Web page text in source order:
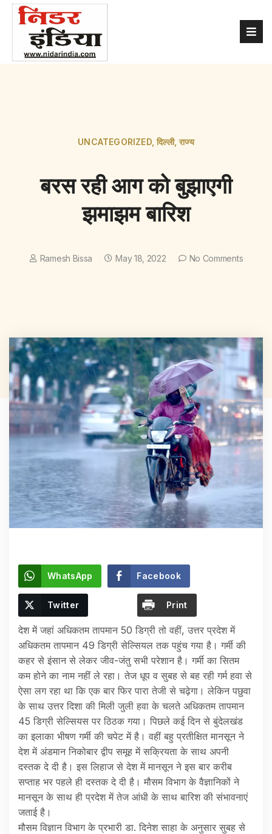
UNCATEGORIZED,दिल्ली,राज्य
बरस रही आग को बुझाएगी
झमाझम बारिश
Ramesh Bissa May 18, 2022 No Comments
WhatsApp Facebook
Twitter Print
देश में जहां अधिकतम तापमान 50 डिग्री तो वहीं, उत्तर प्रदेश में
अधिकतम तापमान 49 डिग्री सेल्सियल तक पहुंच गया है। गर्मी की
कहर से इंसान से लेकर जीव-जंतु सभी परेशान है। गर्मी का सितम
कम होने का नाम नहीं ले रहा। तेज धूप व सुबह से बह रही गर्म हवा से
ऐसा लग रहा था कि एक बार फिर पारा तेजी से चढ़ेगा। लेकिन पछुवा
के साथ उत्तर दिशा की मिली जुली हवा के चलते अधिकतम तापमान
45 डिग्री सेल्सियस पर ठिठक गया। पिछले कई दिन से बुंदेलखंड
का इलाका भीषण गर्मी की चपेट में है। वहीं बहु प्रतीक्षित मानसून ने
देश में अंडमान निकोबार द्वीप समूह में सक्रियता के साथ अपनी
दस्तक दे दी है। इस लिहाज से देश में मानसून ने इस बार करीब
सप्ताह भर पहले ही दस्तक दे दी है। मौसम विभाग के वैज्ञानिकों ने
मानसून के साथ ही प्रदेश में तेज आंधी के साथ बारिश की संभावनाएं
जताई है।
मौसम विज्ञान विभाग के प्रभारी डा. दिनेश साहा के अनुसार सुबह से